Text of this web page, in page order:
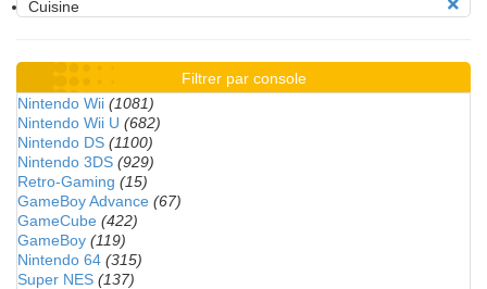
Cuisine
Filtrer par console
Nintendo Wii (1081)
Nintendo Wii U (682)
Nintendo DS (1100)
Nintendo 3DS (929)
Retro-Gaming (15)
GameBoy Advance (67)
GameCube (422)
GameBoy (119)
Nintendo 64 (315)
Super NES (137)